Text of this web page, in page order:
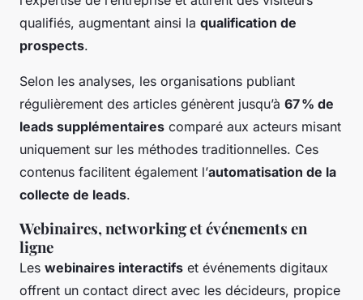
qualifiés, augmentant ainsi la qualification de
prospects.
Selon les analyses, les organisations publiant
régulièrement des articles génèrent jusqu’à 67 % de
leads supplémentaires comparé aux acteurs misant
uniquement sur les méthodes traditionnelles. Ces
contenus facilitent également l’automatisation de la
collecte de leads.
Webinaires, networking et événements en
ligne
Les webinaires interactifs et événements digitaux
offrent un contact direct avec les décideurs, propice